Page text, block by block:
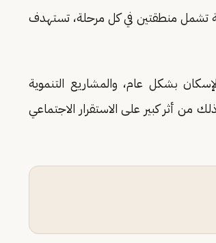
تشمل منطقتين في كل مرحلة، تستهدف
بشكل عام، والمشاريع التنموية
من أثر كبير على الاستقرار الاجتماعي